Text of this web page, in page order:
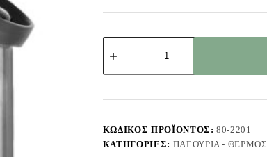
Παγούρι
Γίγας
Ενσωματομένο
2000ml
1002221
ποσότητα
ΚΩΔΙΚΌΣ ΠΡΟΪΌΝΤΟΣ:80-2201
ΚΑΤΗΓΟΡΊΕΣ: ΠΑΓΟΎΡΙΑ - ΘΕΡΜΌΣ